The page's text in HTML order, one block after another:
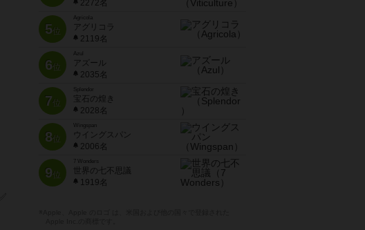
2272名
5位
Agricola
アグリコラ
2119名
6位
Azul
アズール
2035名
7位
宝石の煌き
2028名
8位
Wingspan
ウイングスパン
2006名
9位
7 Wonders
世界の七不思議
1919名